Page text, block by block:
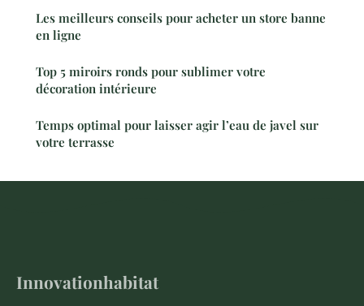
Les meilleurs conseils pour acheter un store banne
en ligne
Top 5 miroirs ronds pour sublimer votre
décoration intérieure
Temps optimal pour laisser agir l’eau de javel sur
votre terrasse
Innovationhabitat